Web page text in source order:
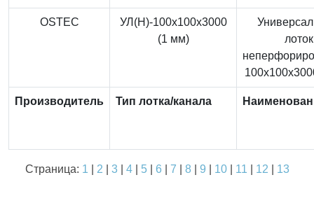
OSTEC
УЛ(Н)-100x100x3000
(1 мм)
лоток
Производитель Тип лотка/канала
Страница: 1 2 3| 4| 5| 6 7 8| 9 10| 11 12 13